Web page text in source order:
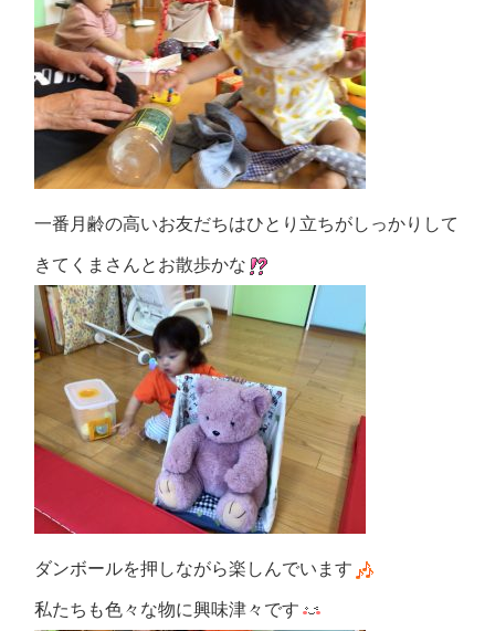
一番月齢の高いお友だちはひとり立ちがしっかりして
きてくまさんとお散歩かな
ダンボールを押しながら楽しんでいます
私たちも色々な物に興味津々です